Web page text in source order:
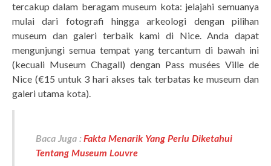
tercakup dalam beragam museum kota: jelajahi semuanya
mulai dari fotografi hingga arkeologi dengan pilihan
museum dan galeri terbaik kami di Nice. Anda dapat
mengunjungi semua tempat yang tercantum di bawah ini
(kecuali Museum Chagall) dengan Pass musées Ville de
Nice (€15 untuk 3 hari akses tak terbatas ke museum dan
galeri utama kota).
Baca Juga :Fakta Menarik Yang Perlu Diketahui
Tentang Museum Louvre